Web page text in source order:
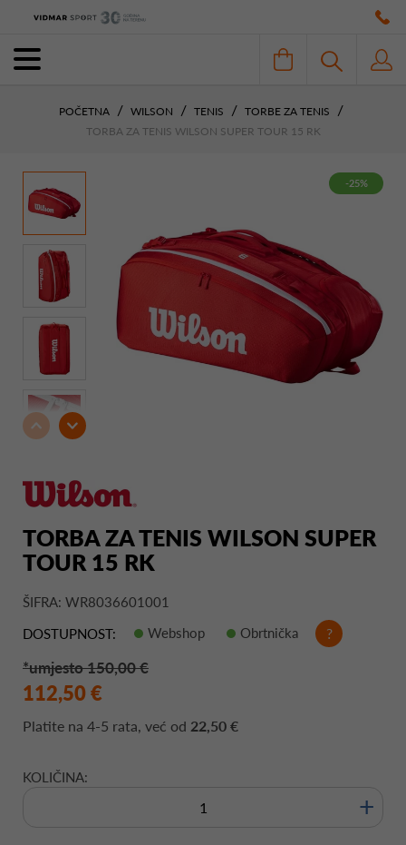
POČETNA WILSON TENIS
TORBE ZA TENIS
TORBA ZA TENIS WILSON SUPER TOUR 15 RK
-25%
TORBA ZA TENIS WILSON SUPER
TOUR 15 RK
ŠIFRA: WR8036601001
DOSTUPNOST:
Webshop Obrtnička ?
*umjesto 150,00 €
112,50 €
Platite na 4-5 rata, već od 22,50 €
KOLIČINA:
+